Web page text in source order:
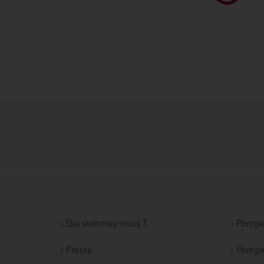
› Qui sommes-nous ?
› Presse
›
›